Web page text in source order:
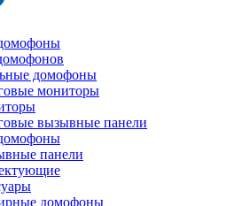
домофоны
мониторы
вызывные панели
панели
домофоны